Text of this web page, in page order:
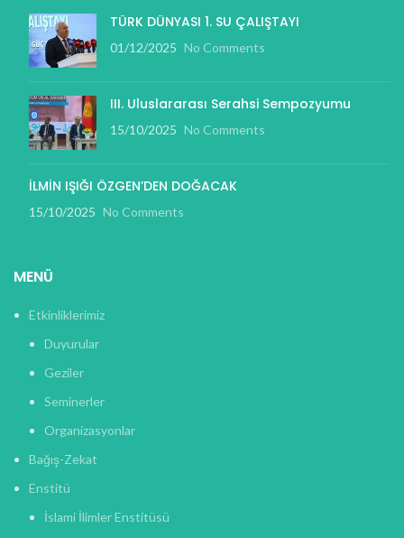
TÜRK DÜNYASI 1. SU ÇALIŞTAYI
01/12/2025 No Comments
III. Uluslararası Serahsi Sempozyumu
15/10/2025 No Comments
İLMİN IŞIĞI ÖZGEN’DEN DOĞACAK
15/10/2025 No Comments
MENÜ
Etkinliklerimiz
Duyurular
Geziler
Seminerler
Organizasyonlar
Bağış-Zekat
Enstitü
İslami İlimler Enstitüsü